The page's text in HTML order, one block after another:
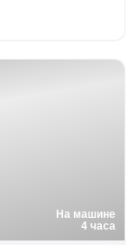
На машине
4 часа